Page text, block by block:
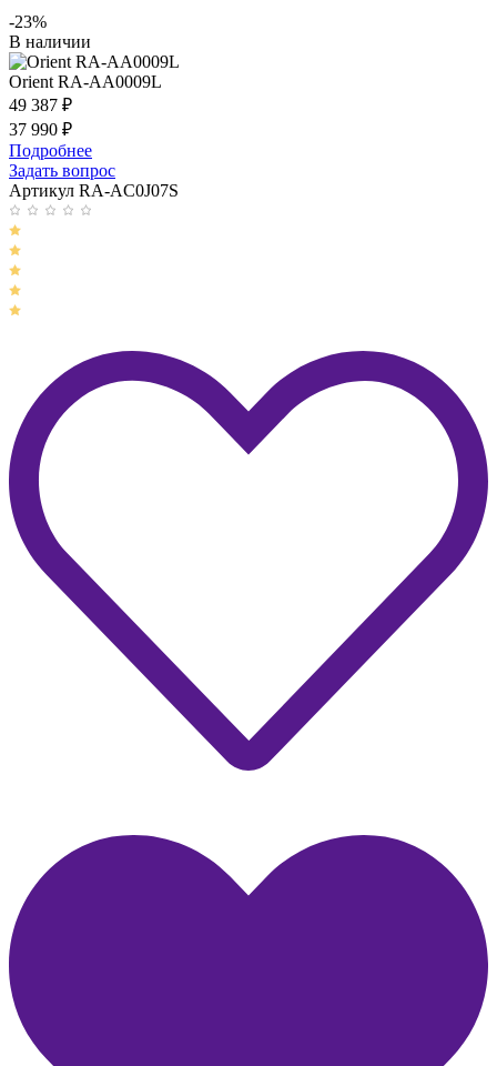
-23%
В наличии
Orient RA-AA0009L
49 387 ₽
37 990 ₽
Подробнее
Задать вопрос
Артикул RA-AC0J07S